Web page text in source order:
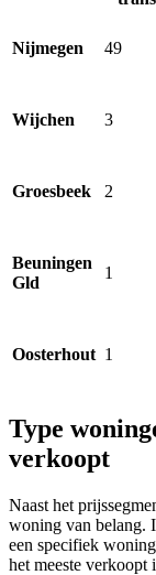
Nijmegen 49
Wijchen 3
Groesbeek 2
Beuningen
Gld
1
Oosterhout 1
Type
verkoopt
Naast het
woning van belang.
een specifiek
het meeste verkoopt